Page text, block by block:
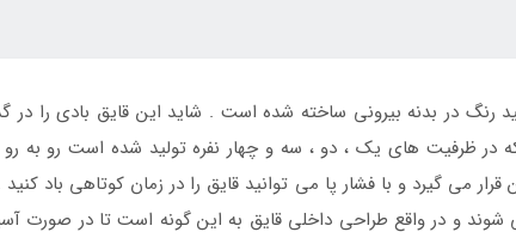
در بدنه بیرونی ساخته شده است . شاید این قایق بادی را در
ظرفیت های یک ، دو ، سه و چهار نفره تولید شده است رو به رو
می گیرد و با فشار پا می توانید قایق را در زمان کوتاهی باد
و در واقع طراحی داخلی قایق به این گونه است تا در صورت